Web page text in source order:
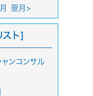
翌月>
スト]
ンコンサル